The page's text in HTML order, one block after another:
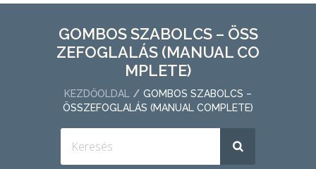
GOMBOS SZABOLCS – ÖSS
ZEFOGLALÁS (MANUAL CO
MPLETE)
KEZDŐOLDAL
GOMBOS SZABOLCS –
ÖSSZEFOGLALÁS (MANUAL COMPLETE)